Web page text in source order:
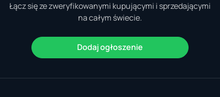
Łącz się ze zweryfikowanymi kupującymi i sprzedającymi
na całym świecie.
Dodaj ogłoszenie